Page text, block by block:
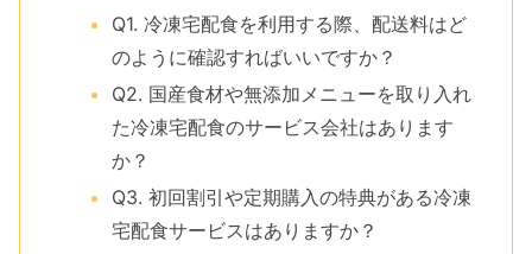
Q1. 冷凍宅配食を利用する際、配送料はど
のように確認すればいいですか？
Q2. 国産食材や無添加メニューを取り入れ
た冷凍宅配食のサービス会社はあります
か？
Q3. 初回割引や定期購入の特典がある冷凍
宅配食サービスはありますか？